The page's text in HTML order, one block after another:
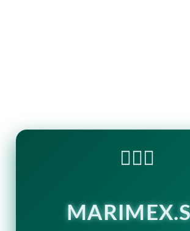
🏊‍♂️💧